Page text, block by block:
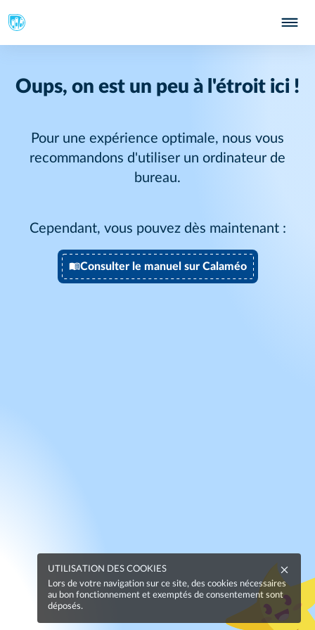
Oups, on est un peu à l'étroit ici !
Pour une expérience optimale, nous vous
recommandons d'utiliser un ordinateur de
bureau.
Cependant, vous pouvez dès maintenant :
Consulter le manuel sur Calaméo
UTILISATION DES COOKIES
Lors de votre navigation sur ce site, des cookies nécessaires
au bon fonctionnement et exemptés de consentement sont
déposés.